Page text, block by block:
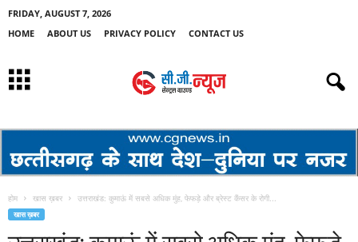
FRIDAY, AUGUST 7, 2026
HOME
ABOUT US PRIVACY POLICY CONTACT US
होम खास ख़बर उत्तराखंड: कुमाऊं में सबसे अधिक मुंह, फेफड़े और ब्रेस्ट कैंसर के रोगी...
खास ख़बर